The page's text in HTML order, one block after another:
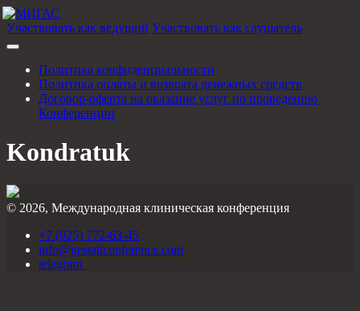
Участвовать как ведущий Участвовать как слушатель
Политика конфиденциальности
Политика оплаты и возврата денежных средств
Договор-оферта на оказание услуг по проведению
Конференции
Kondratuk
© 2026, Международная клиническая конференция
+7 (925) 772-63-45
info@gestaltconference.com
telegram